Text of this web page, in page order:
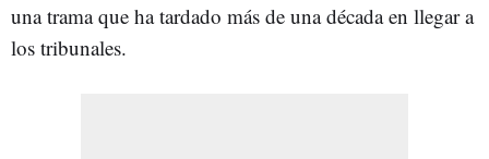
una trama que ha tardado más de una década en llegar a
los tribunales.